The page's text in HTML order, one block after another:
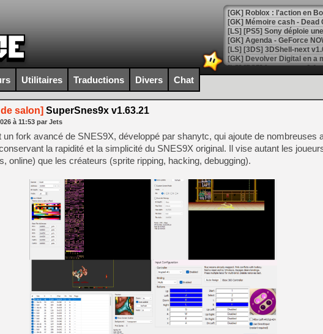
[GK] Roblox : l'action en
[GK] Agenda - GeForce
[GK] Devolver Digital en a
[LS] [PS5] ps5-y2jb-
[GK] Pourquoi Marvel
[GK] Test : Restory : Chill
[GK] GTA 6 : Rockstar
[GK] Hot Wheels Infinite
[GK] Mémoire cash -
[GK] Résultats Nintendo :
[GK] Déjà des
[Mo5] Brickboy cherche à
[GK] Minecraft et ses «
[GK] Beast of
[GK] Ubisoft : fin de partie
[GK] Mémoire cash -
[GK] Dan Houser (GTA)
[GK] Comment EA Sports
[GK] Crimson Moon : un
[GK] Isle of Reveries : le
[GK] Moonlighter 2 : The
[GK] Capcom relance
[Mo5] Deux inédits du
Utilitaires Traductions Divers Chat
salon] SuperSnes9x v1.63.21
à 11:53 par Jets
un fork avancé de SNES9X, développé par shanytc, qui ajoute de nombreuses
la rapidité et la simplicité du SNES9X original. Il vise autant les
online) que les créateurs (sprite ripping, hacking, debugging).